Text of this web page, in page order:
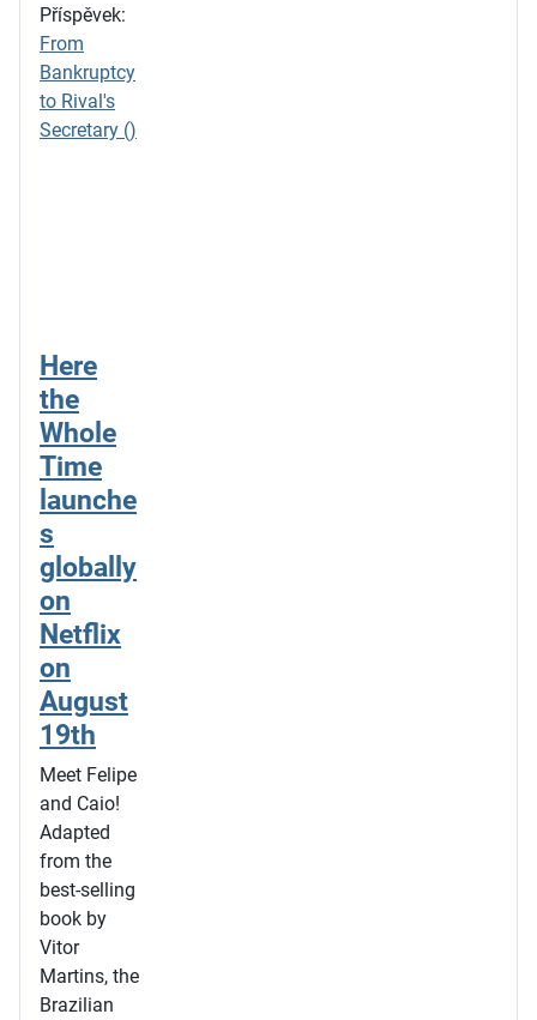
Příspěvek:
From
Bankruptcy
to Rival's
Secretary ()
Here
the
Whole
Time
launche
s
globally
on
Netflix
on
August
19th
Meet Felipe
and Caio!
Adapted
from the
best-selling
book by
Vitor
Martins, the
Brazilian